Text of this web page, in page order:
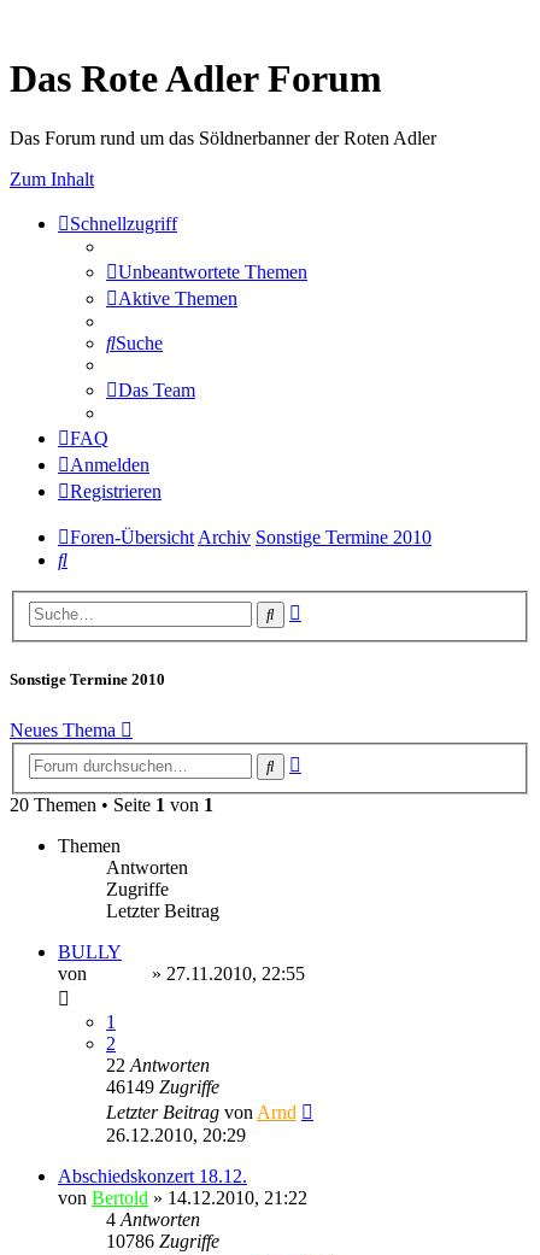
Das Rote Adler Forum
Das Forum rund um das Söldnerbanner der Roten Adler
Zum Inhalt
Schnellzugriff
Unbeantwortete Themen
Aktive Themen
Suche
Das Team
FAQ
Anmelden
Registrieren
Foren-Übersicht Archiv Sonstige Termine 2010
Suche
Suche
Sonstige Termine 2010
Neues Thema
Suche
20 Themen • Seite 1 von 1
Themen
Antworten
Zugriffe
Letzter Beitrag
BULLY
von
» 27.11.2010, 22:55
1
2
22Antworten
46149 Zugriffe
Letzter Beitrag vonArnd
26.12.2010, 20:29
Abschiedskonzert 18.12.
von Bertold » 14.12.2010, 21:22
4Antworten
10786 Zugriffe